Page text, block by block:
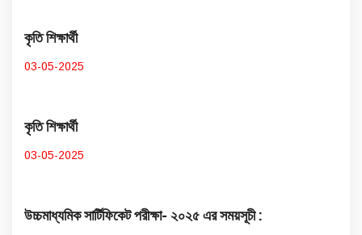
কৃতি শিক্ষার্থী
03-05-2025
কৃতি শিক্ষার্থী
03-05-2025
উচ্চমাধ্যমিক সার্টিফিকেট পরীক্ষা- ২০২৫ এর সময়সূচী :